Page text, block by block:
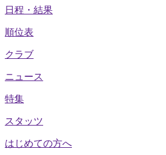
日程・結果
順位表
クラブ
ニュース
特集
スタッツ
はじめての方へ